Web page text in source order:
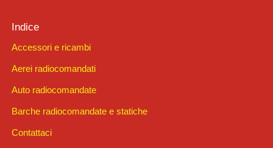
Indice
Accessori e ricambi
Aerei radiocomandati
Auto radiocomandate
Barche radiocomandate e statiche
Contattaci